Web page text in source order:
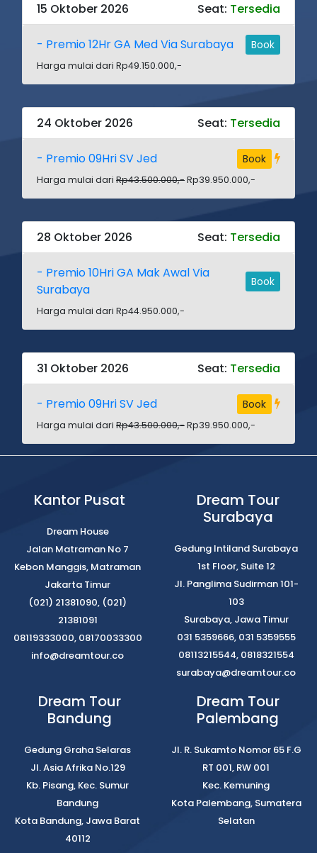
15 Oktober 2026 Seat: Tersedia
- Premio 12Hr GA Med Via Surabaya Book
Harga mulai dari Rp49.150.000,-
24 Oktober 2026 Seat: Tersedia
- Premio 09Hri SV Jed Book
Harga mulai dari Rp43.500.000,-Rp39.950.000,-
28 Oktober 2026 Seat: Tersedia
- Premio 10Hri GA Mak Awal Via
Surabaya
Book
Harga mulai dari Rp44.950.000,-
31 Oktober 2026 Seat: Tersedia
- Premio 09Hri SV Jed Book
Harga mulai dari Rp43.500.000,-Rp39.950.000,-
Kantor Pusat
Dream House
Jalan Matraman No 7
Kebon Manggis, Matraman
Jakarta Timur
(021) 21381090, (021)
21381091
08119333000, 08170033300
info@dreamtour.co
Dream Tour
Surabaya
Gedung Intiland Surabaya
1st Floor, Suite 12
Jl. Panglima Sudirman 101-
103
Surabaya, Jawa Timur
031 5359666, 031 5359555
08113215544, 0818321554
surabaya@dreamtour.co
Dream Tour
Bandung
Gedung Graha Selaras
Jl. Asia Afrika No.129
Kb. Pisang, Kec. Sumur
Bandung
Kota Bandung, Jawa Barat
40112
Dream Tour
Palembang
Jl. R. Sukamto Nomor 65 F.G
RT 001, RW 001
Kec. Kemuning
Kota Palembang, Sumatera
Selatan